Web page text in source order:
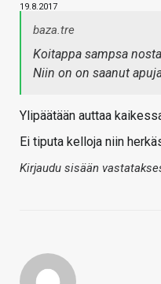
19.8.2017
baza.tre
Koitappa sampsa
Niin on on saanut
Ylipäätään auttaa
Ei tiputa kelloja niin
Kirjaudu sisään